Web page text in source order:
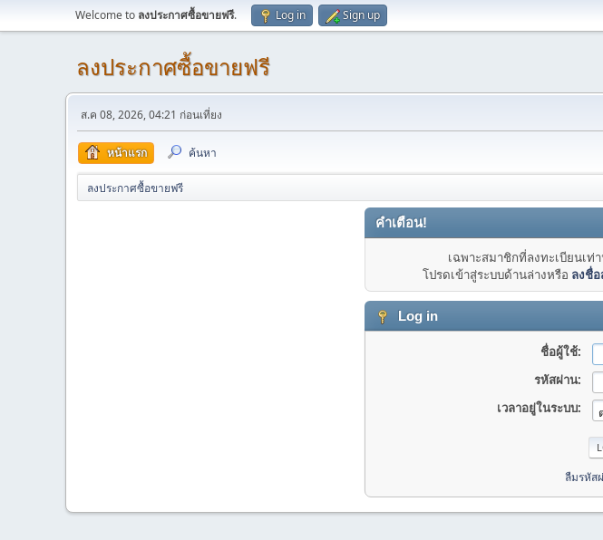
Welcome to ลงประกาศซื้อขายฟรี. Log in Sign up
ลงประกาศซื้อขายฟรี
ส.ค 08, 2026, 04:21 ก่อนเที่ยง
หน้าแรก ค้นหา
ลงประกาศซื้อขายฟรี
คำเตือน!
เฉพาะสมาชิกที่ลงทะเบียนเ
โปรดเข้าสู่ระบบด้านล่างหรือ ลงชื่
Log in
ชื่อผู้ใช้:
รหัสผ่าน:
เวลาอยู่ในระบบ:
ลืมรหัส